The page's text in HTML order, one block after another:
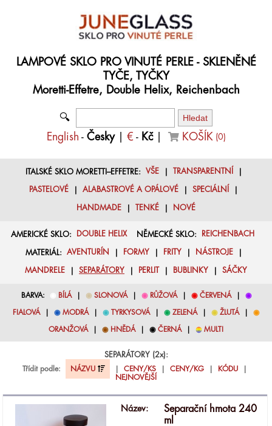
LAMPOVÉ SKLO PRO VINUTÉ PERLE - SKLENĚNÉ
TYČE, TYČKY
Moretti-Effetre, Double Helix, Reichenbach
🔍
English - Česky| € - Kč| KOŠÍK (0)
ITALSKÉ SKLO MORETTI–EFFETRE: VŠE| TRANSPARENTNÍ
PASTELOVÉ ALABASTROVÉ A OPÁLOVÉ SPECIÁLNÍ
HANDMADE TENKÉ NOVÉ
AMERICKÉ SKLO: DOUBLE HELIXNĚMECKÉ SKLO: REICHENBACH
MATERIÁL: AVENTURÍN FORMY FRITY NÁSTROJE|
MANDRELE SEPARÁTORY PERLIT BUBLINKY SÁČKY
BARVA: ◉ BÍLÁ| ◉ SLONOVÁ| ◉ RŮŽOVÁ| ◉ ČERVENÁ| ◉
FIALOVÁ| ◉ MODRÁ| ◉ TYRKYSOVÁ| ◉ ZELENÁ| ◉ ŽLUTÁ| ◉
ORANŽOVÁ| ◉ HNĚDÁ| ◉ ČERNÁ| ◉ MULTI
SEPARÁTORY (2x):
Třídit podle:
NÁZVU CENY/KS CENY/KG KÓDU
NEJNOVĚJŠÍ
Název:
Separační hmota 240
ml